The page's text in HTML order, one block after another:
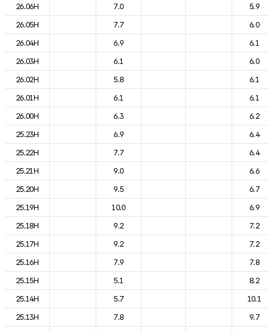
26.06H
7.0
5.9
26.05H
7.7
6.0
26.04H
6.9
6.1
26.03H
6.1
6.0
26.02H
5.8
6.1
26.01H
6.1
6.1
26.00H
6.3
6.2
25.23H
6.9
6.4
25.22H
7.7
6.4
25.21H
9.0
6.6
25.20H
9.5
6.7
25.19H
10.0
6.9
25.18H
9.2
7.2
25.17H
9.2
7.2
25.16H
7.9
7.8
25.15H
5.1
8.2
25.14H
5.7
10.1
25.13H
7.8
9.7